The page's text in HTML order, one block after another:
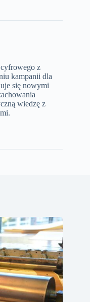
z
kampanii dla
się nowymi
wiedzę z